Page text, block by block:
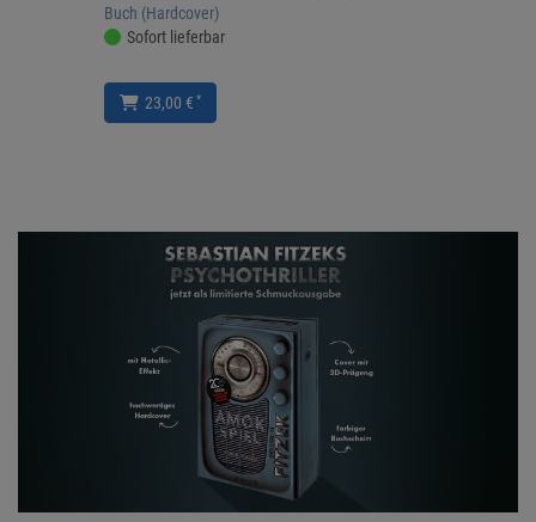
Buch (Hardcover)
Sofort lieferbar
23,00 € *